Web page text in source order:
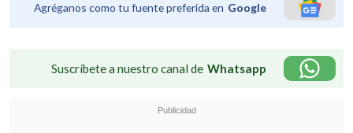
Agréganos como tu fuente preferida en Google
Suscríbete a nuestro canal de Whatsapp